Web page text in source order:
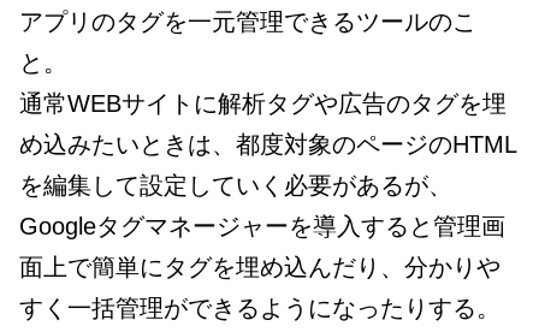
アプリのタグを一元管理できるツールのこ
と。
通常WEBサイトに解析タグや広告のタグを埋
め込みたいときは、都度対象のページのHTML
を編集して設定していく必要があるが、
Googleタグマネージャーを導入すると管理画
面上で簡単にタグを埋め込んだり、分かりや
すく一括管理ができるようになったりする。